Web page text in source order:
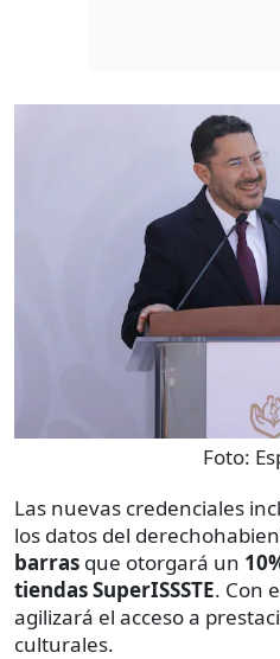
Foto:
Las nuevas credenciales
los datos del
barras que otorgará un
tiendas SuperISSSTE. Con
agilizará el acceso a
culturales.